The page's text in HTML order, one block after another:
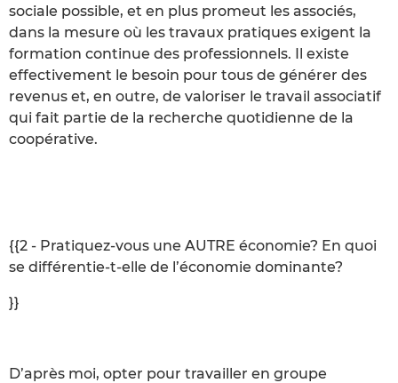
sociale possible, et en plus promeut les associés,
dans la mesure où les travaux pratiques exigent la
formation continue des professionnels. Il existe
effectivement le besoin pour tous de générer des
revenus et, en outre, de valoriser le travail associatif
qui fait partie de la recherche quotidienne de la
coopérative.
{{2 - Pratiquez-vous une AUTRE économie? En quoi
se différentie-t-elle de l’économie dominante?
}}
D’après moi, opter pour travailler en groupe